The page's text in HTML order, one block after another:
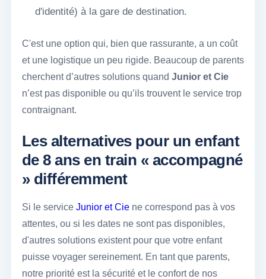
d'identité) à la gare de destination.
C'est une option qui, bien que rassurante, a un coût
et une logistique un peu rigide. Beaucoup de parents
cherchent d’autres solutions quand Junior et Cie
n’est pas disponible ou qu’ils trouvent le service trop
contraignant.
Les alternatives pour un enfant
de 8 ans en train « accompagné
» différemment
Si le service Junior et Ciene correspond pas à vos
attentes, ou si les dates ne sont pas disponibles,
d'autres solutions existent pour que votre enfant
puisse voyager sereinement. En tant que parents,
notre priorité est la sécurité et le confort de nos